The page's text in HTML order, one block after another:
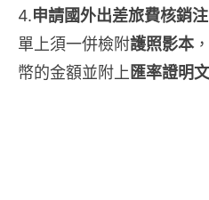
4.申請國外出差旅費核銷
單上須一併檢附護照影本
幣的金額並附上 匯率證明